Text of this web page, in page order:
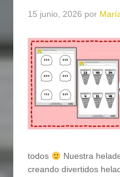
15 junio, 2026 por
todos
Nuestra
creando divertidos